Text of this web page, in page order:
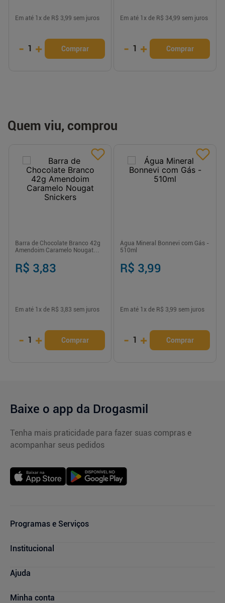
Em até 1 x de R$ 3,99 sem juros
- 1 + Comprar
Em até 1 x de R$ 34,99 sem juros
- 1 + Comprar
Quem viu, comprou
Barra de Chocolate Branco 42g
Amendoim Caramelo Nougat
R$ 3,83
Em até 1 x de R$ 3,83 sem juros
- 1 + Comprar
Água Mineral Bonnevi com Gás -
510ml
R$ 3,99
Em até 1 x de R$ 3,99 sem juros
- 1 + Comprar
Baixe o app da Drogasmil
Tenha mais praticidade para fazer suas compras e
acompanhar seus pedidos
Programas e Serviços
Cupons de Desconto
Consultas Médicas
Drogasmil Plus
Institucional
Blog Drogasmil
Marcas Parceiras
Ajuda
Dúvidas Frequentes
Minha conta